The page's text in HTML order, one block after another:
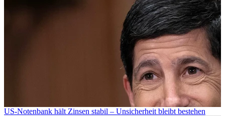
US-Notenbank hält Zinsen stabil – Unsicherheit bleibt bestehen